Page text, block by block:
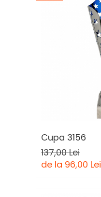
Cupa 3156
137,00 Lei
de la 96,00 Lei